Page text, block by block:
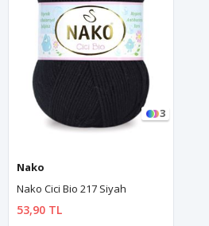
3
Nako
Nako Cici Bio 217 Siyah
53,90 TL